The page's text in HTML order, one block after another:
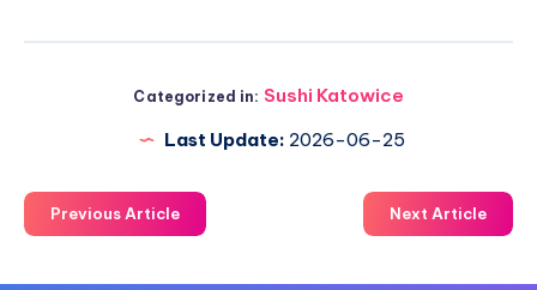
Categorized in: Sushi Katowice
Last Update: 2026-06-25
Previous Article Next Article